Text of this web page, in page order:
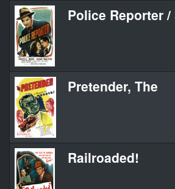
Police Reporter
Pretender, The
Railroaded!